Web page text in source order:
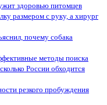
здоровью питомцев
размером с руку, а хирург
почему собака
методы поиска
России обходится
резкого пробуждения